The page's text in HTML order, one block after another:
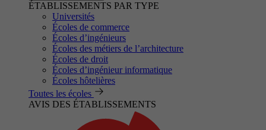
ÉTABLISSEMENTS PAR TYPE
Universités
Écoles de commerce
Écoles d’ingénieurs
Écoles des métiers de l’architecture
Écoles de droit
Écoles d’ingénieur informatique
Écoles hôtelières
Toutes les écoles
AVIS DES ÉTABLISSEMENTS